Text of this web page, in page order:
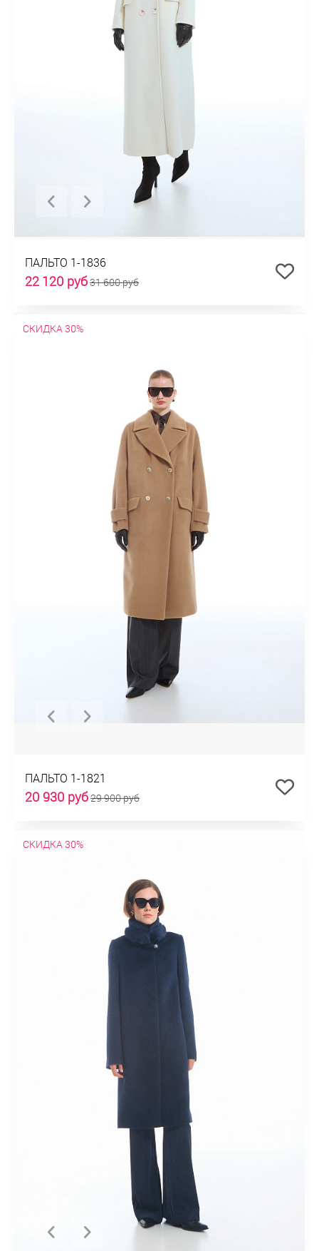
ПАЛЬТО 1-1836
22 120 руб31 600 руб
СКИДКА 30%
ПАЛЬТО 1-1821
20 930 руб29 900 руб
СКИДКА 30%